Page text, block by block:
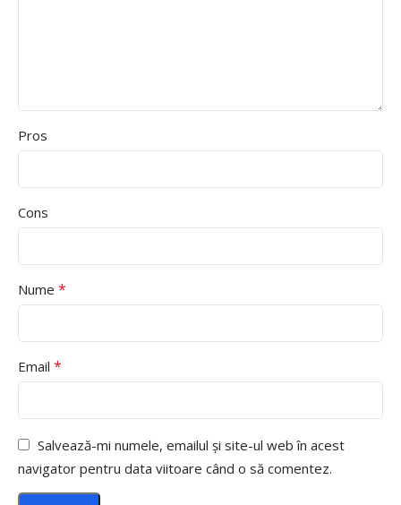
Pros
Cons
Nume *
Email *
Salvează-mi numele, emailul și site-ul web în acest
navigator pentru data viitoare când o să comentez.